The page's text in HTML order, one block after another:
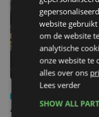
Autobestuurster rijdt
website
om de website
analytische
onze website te
alles over ons
Lees verder
SHOW ALL